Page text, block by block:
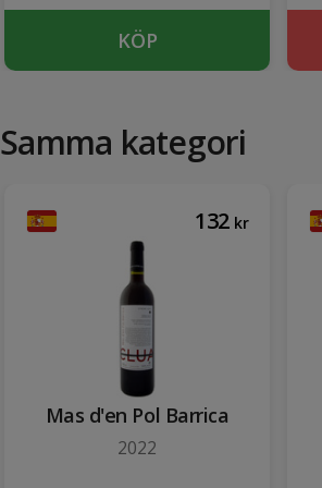
KÖP
Samma kategori
132 kr
Mas d'en Pol Barrica
2022